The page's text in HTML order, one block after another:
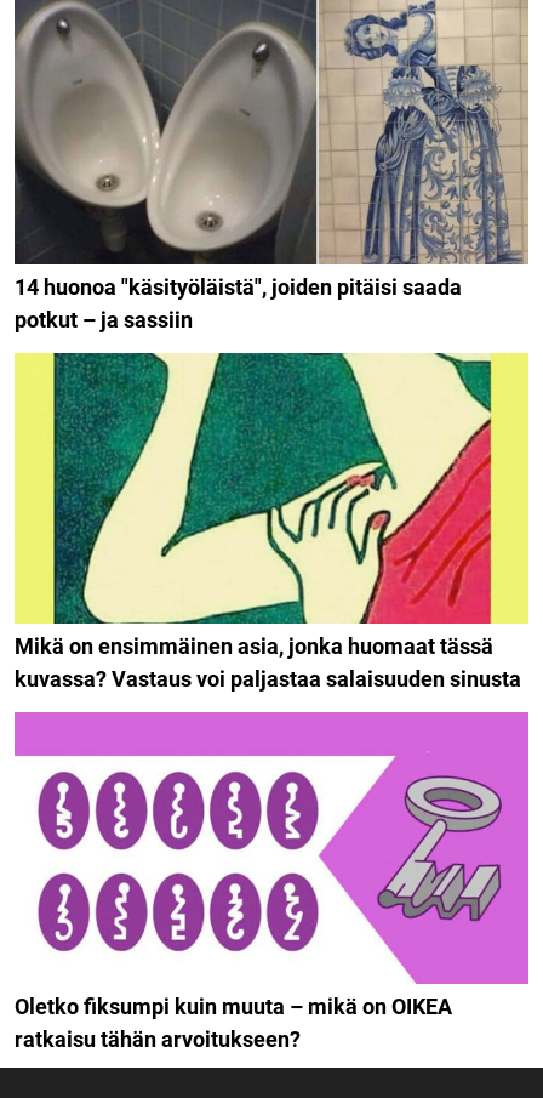
14 huonoa "käsityöläistä", joiden pitäisi saada
potkut – ja sassiin
Mikä on ensimmäinen asia, jonka huomaat tässä
kuvassa? Vastaus voi paljastaa salaisuuden sinusta
Oletko fiksumpi kuin muuta – mikä on OIKEA
ratkaisu tähän arvoitukseen?